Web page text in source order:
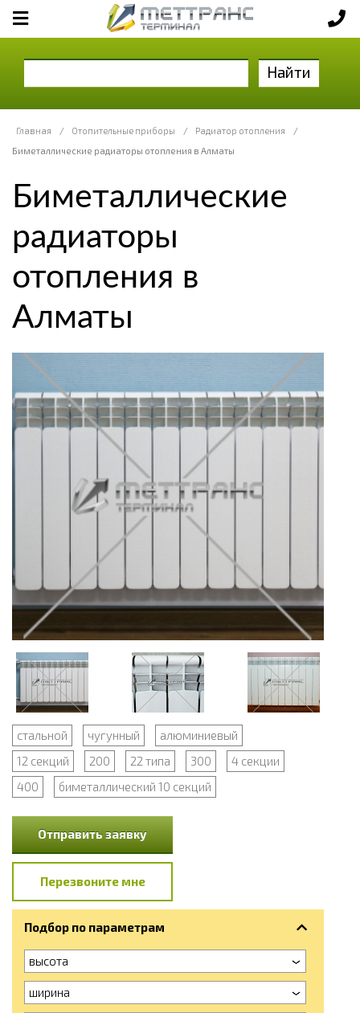
Найти
Главная / Отопительные приборы / Радиатор отопления
/
Биметаллические радиаторы отопления в Алматы
Биметаллические
радиаторы
отопления в
Алматы
стальной чугунный
алюминиевый
12 секций
200 22 типа 300
4 секции
400
биметаллический 10 секций
Отправить заявку
Перезвоните мне
Подбор по параметрам
высота
ширина